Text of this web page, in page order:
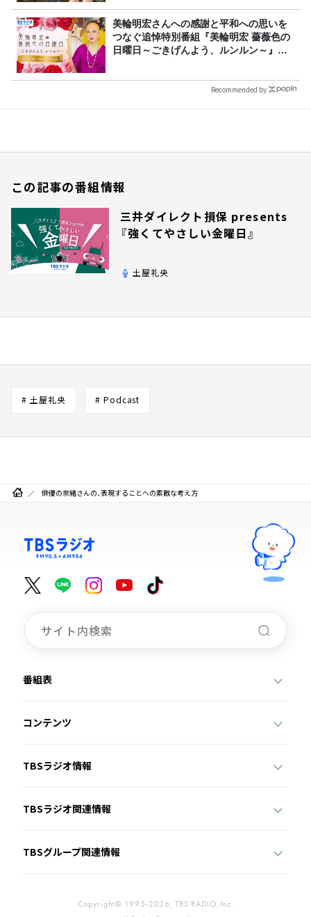
美輪明宏さんへの感謝と平和への思いを
つなぐ追悼特別番組『美輪明宏 薔薇色の
日曜日～ごきげんよう、ルンルン～』
Recommended by
この記事の番組情報
三井ダイレクト損保 presents
『強くてやさしい金曜日』
土屋礼央
# 土屋礼央 # Podcast
俳優の奈緒さんの、表現することへの素敵な考え方
番組表
コンテンツ
TBSラジオ情報
TBSラジオ関連情報
TBSグループ関連情報
Copyright© 1995-2026, TBS RADIO,Inc.